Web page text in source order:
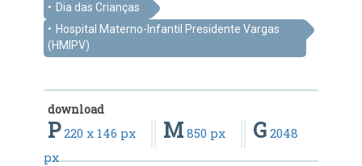
Dia das Crianças
Hospital Materno-Infantil Presidente Vargas
(HMIPV)
download
P220 x 146 px M 850 px G 2048
px